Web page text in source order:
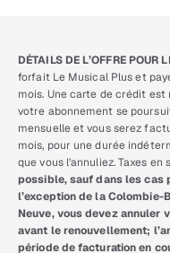
DÉTAILS DE L’OFFRE POUR
forfait Le Musical Plus et
mois. Une carte de crédit est
votre abonnement se
mensuelle et vous serez
mois, pour une durée
que vous l’annuliez. Taxes en
possible, sauf dans les cas
l’exception de la Colombie-
Neuve, vous devez annuler
avant le renouvellement;
période de facturation en